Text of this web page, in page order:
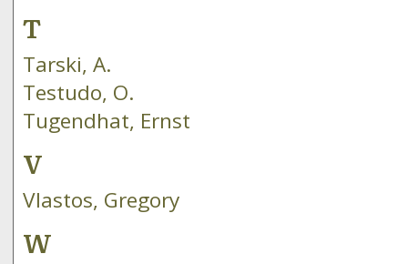
T
Tarski, A.
Testudo, O.
Tugendhat, Ernst
V
Vlastos, Gregory
W